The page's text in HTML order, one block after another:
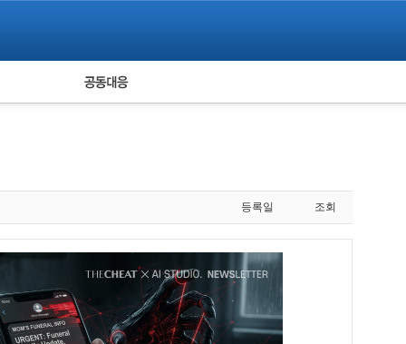
피해자 공동대응
등록일 조회